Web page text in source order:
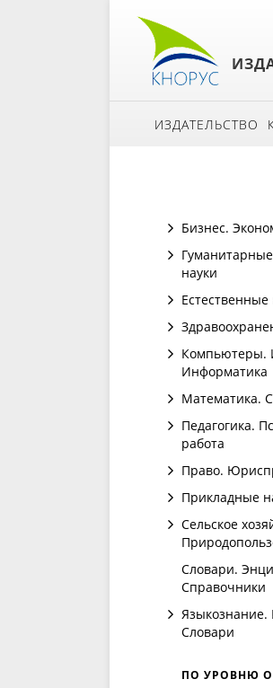
ИЗДАТЕЛЬСТВО
Бизнес.
науки
Естественные
Компьютеры.
Информатика
Математика.
Педагогика.
работа
Право.
Прикладные
Сельское
Словари.
Справочники
Словари
ПО УРОВНЮ